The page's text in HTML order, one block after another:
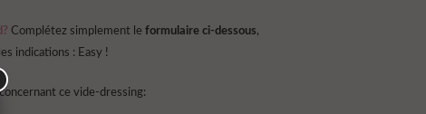
Complétez simplement le formulaire ci-dessous,
indications : Easy !
ce vide-dressing: